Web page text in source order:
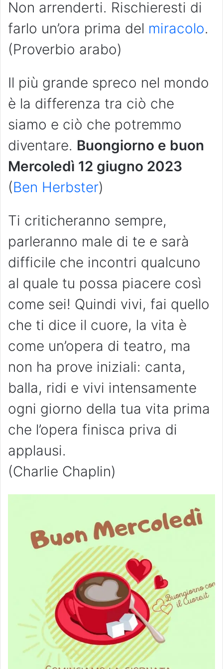
Non arrenderti. Rischieresti di
farlo un’ora prima del miracolo.
(Proverbio arabo)
Il più grande spreco nel mondo
è la differenza tra ciò che
siamo e ciò che potremmo
diventare. Buongiorno e buon
Mercoledì 12 giugno 2023
(Ben Herbster)
Ti criticheranno sempre,
parleranno male di te e sarà
difficile che incontri qualcuno
al quale tu possa piacere così
come sei! Quindi vivi, fai quello
che ti dice il cuore, la vita è
come un’opera di teatro, ma
non ha prove iniziali: canta,
balla, ridi e vivi intensamente
ogni giorno della tua vita prima
che l’opera finisca priva di
applausi.
(Charlie Chaplin)